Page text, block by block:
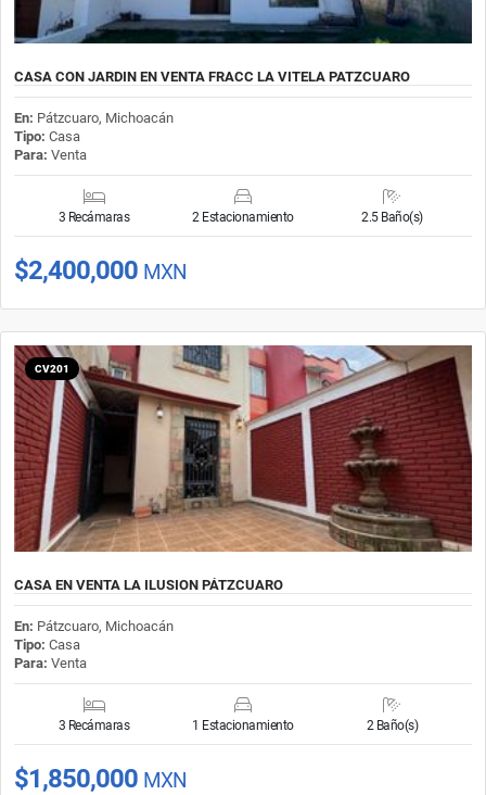
CASA CON JARDIN EN VENTA FRACC LA VITELA PATZCUARO
En: Pátzcuaro, Michoacán
Tipo: Casa
Para: Venta
3 Recámaras 2 Estacionamiento 2.5 Baño(s)
$2,400,000 MXN
CV201
CASA EN VENTA LA ILUSION PÁTZCUARO
En: Pátzcuaro, Michoacán
Tipo: Casa
Para: Venta
3 Recámaras 1 Estacionamiento 2 Baño(s)
$1,850,000 MXN